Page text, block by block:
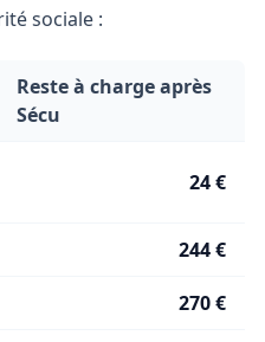
sociale :
Reste à charge après
Sécu
24 €
244 €
270 €